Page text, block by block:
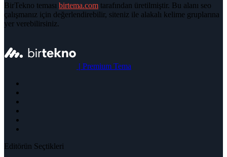
BirTekno teması birtema.com tarafından üretilmiştir. Bu alanı seo
çalışmanız için değerlendirebilir, siteniz ile alakalı kelime gruplarına
yer verebilirsiniz.
| Premium Tema
Editörün Seçtikleri